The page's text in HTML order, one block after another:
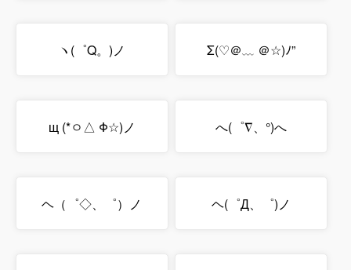
ヽ(゜Q。)ノ Σ(♡＠﹏ ＠☆)ﾉ”
щ (*ㅇ△ Φ☆)ノ へ(゜∇、°)へ
ヘ（゜◇、゜）ノ ヘ(゜Д、゜)ノ